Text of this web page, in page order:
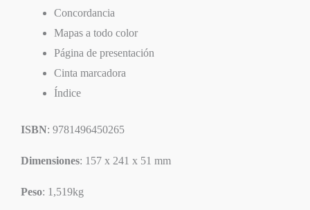
Concordancia
Mapas a todo color
Página de presentación
Cinta marcadora
Índice
ISBN: 9781496450265
Dimensiones: 157 x 241 x 51 mm
Peso: 1,519kg